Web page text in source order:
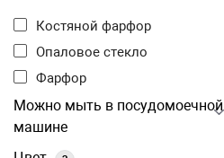
Костяной фарфор
Опаловое стекло
Фарфор
Можно мыть в посудомоечной
машине